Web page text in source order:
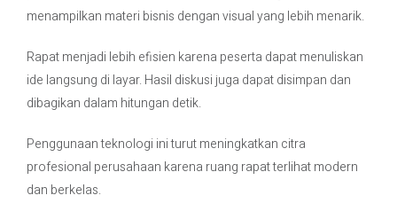
menampilkan materi bisnis dengan visual yang lebih menarik.
Rapat menjadi lebih efisien karena peserta dapat menuliskan
ide langsung di layar. Hasil diskusi juga dapat disimpan dan
dibagikan dalam hitungan detik.
Penggunaan teknologi ini turut meningkatkan citra
profesional perusahaan karena ruang rapat terlihat modern
dan berkelas.